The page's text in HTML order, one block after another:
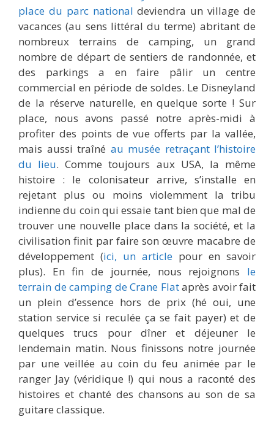
place du parc national deviendra un village de
vacances (au sens littéral du terme) abritant de
nombreux terrains de camping, un grand
nombre de départ de sentiers de randonnée, et
des parkings a en faire pâlir un centre
commercial en période de soldes. Le Disneyland
de la réserve naturelle, en quelque sorte ! Sur
place, nous avons passé notre après-midi à
profiter des points de vue offerts par la vallée,
mais aussi traîné au musée retraçant l’histoire
du lieu. Comme toujours aux USA, la même
histoire : le colonisateur arrive, s’installe en
rejetant plus ou moins violemment la tribu
indienne du coin qui essaie tant bien que mal de
trouver une nouvelle place dans la société, et la
civilisation finit par faire son œuvre macabre de
développement (ici, un article pour en savoir
plus). En fin de journée, nous rejoignons le
terrain de camping de Crane Flataprès avoir fait
un plein d’essence hors de prix (hé oui, une
station service si reculée ça se fait payer) et de
quelques trucs pour dîner et déjeuner le
lendemain matin. Nous finissons notre journée
par une veillée au coin du feu animée par le
ranger Jay (véridique !) qui nous a raconté des
histoires et chanté des chansons au son de sa
guitare classique.